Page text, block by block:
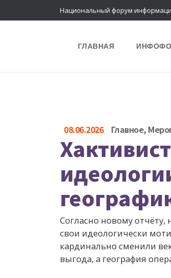
Национальный форум
ГЛАВНАЯ
08.06.2026 Главное,
Согласно новому отчёту,
свои идеологически
кардинально сменили
выгода, а география